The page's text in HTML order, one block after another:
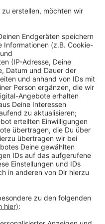
Digitalverbands
Bevölkerung, Männer
und wieder Video-
gebe es dabei in allen
Gamescom.